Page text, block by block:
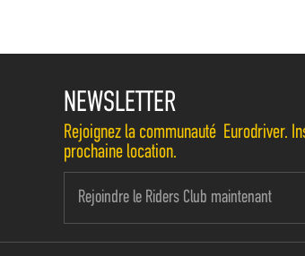
NEWSLETTER
Rejoignez la communauté Eurodriver.
prochaine location.